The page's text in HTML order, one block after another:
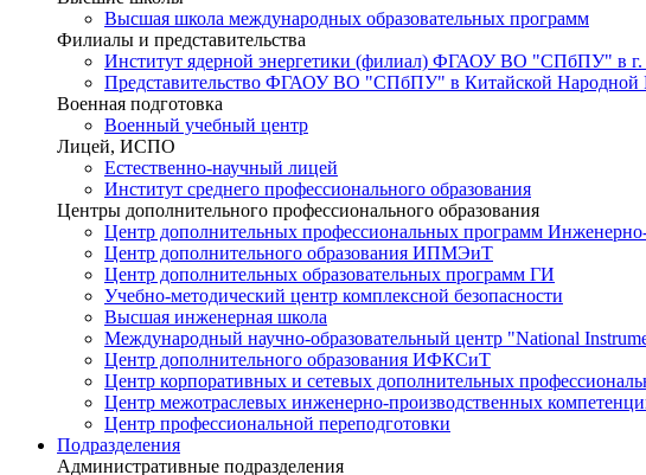
Высшая школа международных образовательных программ
Филиалы и представительства
Институт ядерной энергетики (филиал) ФГАОУ ВО "СПбПУ" в
Представительство ФГАОУ ВО "СПбПУ" в Китайской Народной
Военная подготовка
Военный учебный центр
Лицей, ИСПО
Естественно-научный лицей
Институт среднего профессионального образования
Центры дополнительного профессионального образования
Центр дополнительных профессиональных программ Инженерно-
Центр дополнительного образования ИПМЭиТ
Центр дополнительных образовательных программ ГИ
Учебно-методический центр комплексной безопасности
Высшая инженерная школа
Международный научно-образовательный центр "National
Центр дополнительного образования ИФКСиТ
Центр корпоративных и сетевых дополнительных
Центр межотраслевых инженерно-производственных
Центр профессиональной переподготовки
Подразделения
Административные подразделения